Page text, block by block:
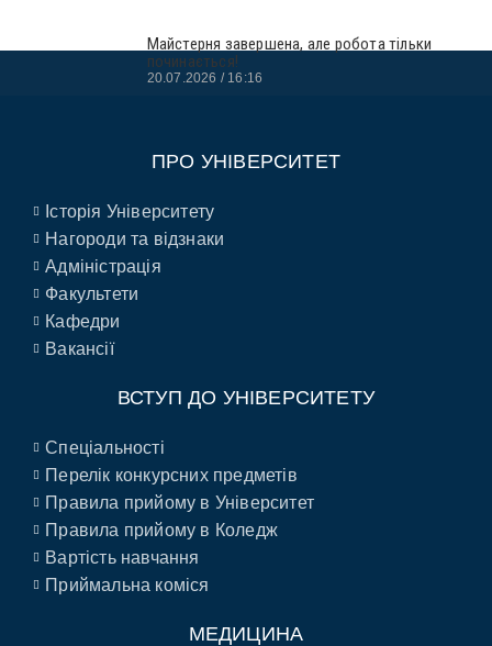
Майстерня завершена, але робота тільки
починається!
20.07.2026 16:16
ПРО УНІВЕРСИТЕТ
Історія Університету
Нагороди та відзнаки
Адміністрація
Факультети
Кафедри
Вакансії
ВСТУП ДО УНІВЕРСИТЕТУ
Спеціальності
Перелік конкурсних предметів
Правила прийому в Університет
Правила прийому в Коледж
Вартість навчання
Приймальна коміся
МЕДИЦИНА